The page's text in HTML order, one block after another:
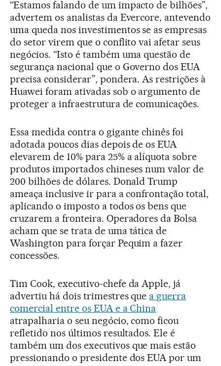
“Estamos falando de um impacto de bilhões”,
advertem os analistas da Evercore, antevendo
uma queda nos investimentos se as empresas
do setor virem que o conflito vai afetar seus
negócios. “Isto é também uma questão de
segurança nacional que o Governo dos EUA
precisa considerar”, pondera. As restrições à
Huawei foram ativadas sob o argumento de
proteger a infraestrutura de comunicações.
Essa medida contra o gigante chinês foi
adotada poucos dias depois de os EUA
elevarem de 10% para 25% a alíquota sobre
produtos importados chineses num valor de
200 bilhões de dólares. Donald Trump
ameaça inclusive ir para a confrontação total,
aplicando o imposto a todos os bens que
cruzarem a fronteira. Operadores da Bolsa
acham que se trata de uma tática de
Washington para forçar Pequim a fazer
concessões.
Tim Cook, executivo-chefe da Apple, já
advertiu há dois trimestres que a guerra
comercial entre os EUA e a China
atrapalharia o seu negócio, como ficou
refletido nos últimos resultados. Ele é
também um dos executivos que mais estão
pressionando o presidente dos EUA por um